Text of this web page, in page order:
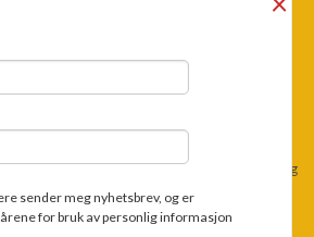
slik at du får en bedre kjøpsopplevelse og
Vi bruker cookies hovedsaklig til å lagre
hva du har puttet i handlekurven din.
normalt om du godtar dette.
sender meg nyhetsbrev, og er
for bruk av personlig informasjon